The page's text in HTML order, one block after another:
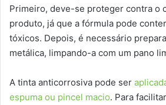
Primeiro, deve-se proteger contra o
produto, já que a fórmula pode
tóxicos. Depois, é necessário
metálica, limpando-a com um pano
A tinta anticorrosiva pode ser
espuma ou pincel macio. Para